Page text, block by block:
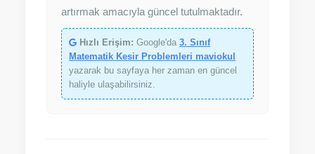
artırmak amacıyla güncel tutulmaktadır.
Hızlı Erişim: Google'da 3. Sınıf
Matematik Kesir Problemleri maviokul
yazarak bu sayfaya her zaman en güncel
haliyle ulaşabilirsiniz.